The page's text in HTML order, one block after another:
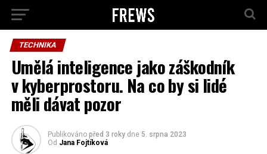
TECHNIKA
Umělá inteligence jako záškodník
v kyberprostoru. Na co by si lidé
měli dávat pozor
Publikováno před 3 roky dne 5. srpna 2023
Od Jana Fojtíková